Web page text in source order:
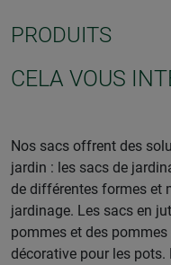
PRODUITS
CELA VOUS
Nos sacs offrent des
jardin : les sacs de
de différentes formes et
jardinage. Les sacs en
pommes et des
décorative pour les